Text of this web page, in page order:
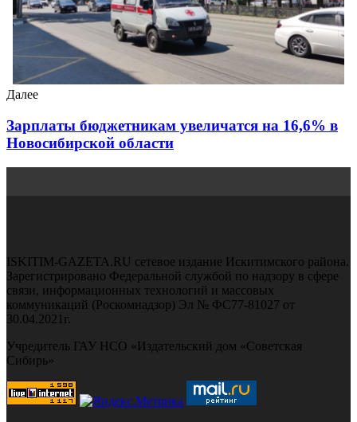
Далее
Зарплаты бюджетникам увеличатся на 16,6% в
Новосибирской области
ISKITIM-GAZETA.RU сетевое издание Искитимского района.
Зарегистрировано Федеральной службой по надзору в сфере
связи, информационных технологий и массовых
коммуникаций (Роскомнадзор) Эл № ФС77-81027 от
30.04.2021г.
Учредитель ГАУ НСО «Издательский дом «Советская
Сибирь»